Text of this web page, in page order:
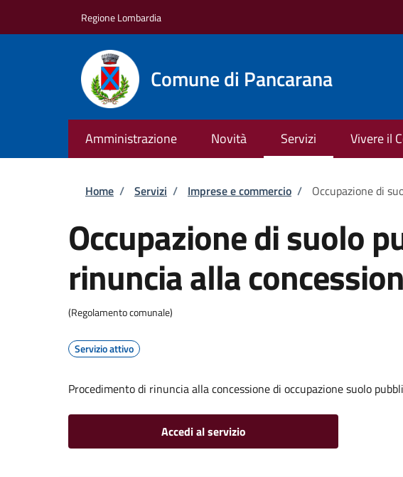
Regione Lombardia
Comune di Pancarana
Amministrazione Novità Servizi Vivere il
Briciole di pane
Home / Servizi / Imprese e commercio / Occupazione di
Occupazione di suolo
rinuncia alla
(Regolamento comunale)
Servizio attivo
Procedimento di rinuncia alla concessione di occupazione suolo
Accedi al servizio